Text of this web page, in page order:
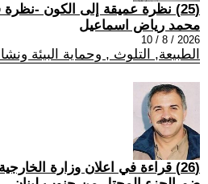
(25) نظرة عميقة إلى الكون -نظرة فلسفية علمية-
محمد رياض اسماعيل
2026 / 8 / 10
الطبيعة, التلوث , وحماية البيئة
(26) قراءة في اعلان وزارة